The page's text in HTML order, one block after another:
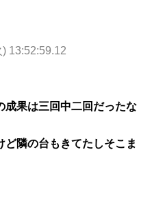
13:52:59.12
成果は三回中二回だったな
隣の台もきてたしそこま